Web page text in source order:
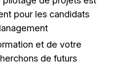
pour les candidats
et de votre
de futurs